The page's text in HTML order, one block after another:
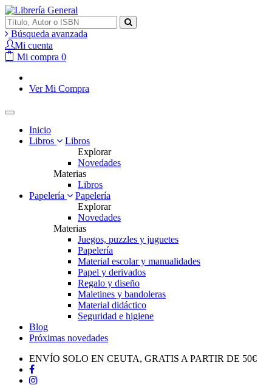
Búsqueda avanzada
Mi cuenta
Mi compra 0
Ver Mi Compra
Inicio
Libros
Libros
Explorar
Novedades
Materias
Libros
Papelería
Papelería
Explorar
Novedades
Materias
Juegos, puzzles y juguetes
Papelería
Material escolar y manualidades
Papel y derivados
Regalo y diseño
Maletines y bandoleras
Material didáctico
Seguridad e higiene
Blog
Próximas novedades
ENVÍO SOLO EN CEUTA, GRATIS A PARTIR DE 50€